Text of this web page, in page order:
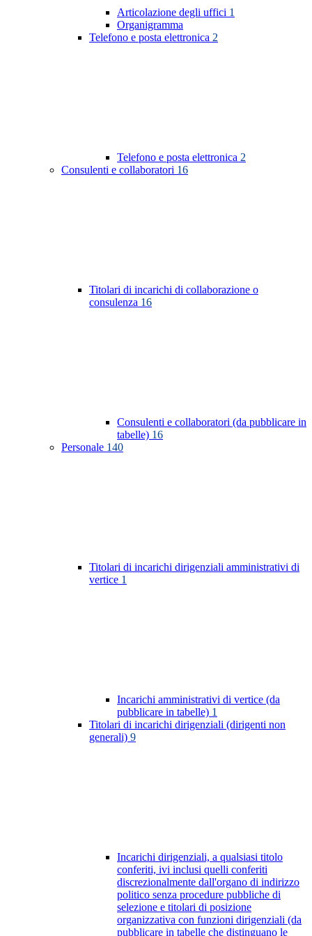
Articolazione degli uffici 1
Organigramma
Telefono e posta elettronica 2
Telefono e posta elettronica 2
Consulenti e collaboratori 16
Titolari di incarichi di collaborazione o
consulenza 16
Consulenti e collaboratori (da pubblicare in
tabelle) 16
Personale 140
Titolari di incarichi dirigenziali amministrativi di
vertice 1
Incarichi amministrativi di vertice (da
pubblicare in tabelle) 1
Titolari di incarichi dirigenziali (dirigenti non
generali) 9
Incarichi dirigenziali, a qualsiasi titolo
conferiti, ivi inclusi quelli conferiti
discrezionalmente dall'organo di indirizzo
politico senza procedure pubbliche di
selezione e titolari di posizione
organizzativa con funzioni dirigenziali (da
pubblicare in tabelle che distinguano le